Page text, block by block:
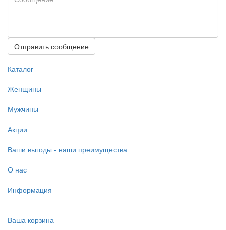
Отправить сообщение
Каталог
Женщины
Мужчины
Акции
Ваши выгоды - наши преимущества
О нас
Информация
-
Ваша корзина